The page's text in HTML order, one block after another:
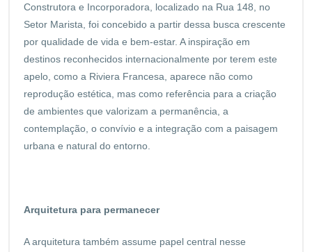
Construtora e Incorporadora, localizado na Rua 148, no
Setor Marista, foi concebido a partir dessa busca crescente
por qualidade de vida e bem-estar. A inspiração em
destinos reconhecidos internacionalmente por terem este
apelo, como a Riviera Francesa, aparece não como
reprodução estética, mas como referência para a criação
de ambientes que valorizam a permanência, a
contemplação, o convívio e a integração com a paisagem
urbana e natural do entorno.
Arquitetura para permanecer
A arquitetura também assume papel central nesse